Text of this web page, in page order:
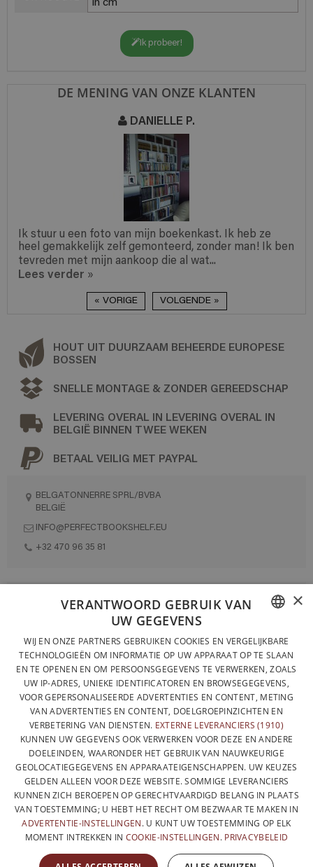
Ik probeer!
DE MENING VAN ONZE KLANTEN
DANIELLE P.
Ik stuur u een foto van mijn boekenkast. Ik heb ze
heel gemakkelijk zelf gemonteerd, zonder man! Ik ben
tevreden met mijn aankoop die al wat...
Lees verder »
« VORIGE VOLGENDE »
HOUT UIT DUURZAAM BEHEERDE EUROPESE
BOSSEN
SNELLE MONTAGE & ZONDER GEREEDSCHAP
LEVERING OVERAL IN LEVERING OVERAL IN
BELGIË BINNEN TWEE WEKEN
BETAAL VEILIG MET PAYPAL
BELGATONNERRE SPRL/BVBA
BELGIË
INFO@PERFECTBOOKSHELF.EU
+32 470 96 35 81
VOLLEDIG ONTWORPEN EN GEPRODUCEERD IN BELGIË
PRIVACYBELEID
ALGEMENE VERKOOPVOORWAARDEN
SITEMAP
FRENCH
DUTCH
ENGLISH
×
VERANTWOORD GEBRUIK VAN
UW GEGEVENS
WIJ EN ONZE PARTNERS GEBRUIKEN COOKIES EN VERGELIJKBARE
TECHNOLOGIEËN OM INFORMATIE OP UW APPARAAT OP TE SLAAN
EN TE OPENEN EN OM PERSOONSGEGEVENS TE VERWERKEN, ZOALS
UW IP-ADRES, UNIEKE IDENTIFICATOREN EN BROWSEGEGEVENS,
VOOR GEPERSONALISEERDE ADVERTENTIES EN CONTENT, METING
VAN ADVERTENTIES EN CONTENT, DOELGROEPINZICHTEN EN
VERBETERING VAN DIENSTEN. EXTERNE LEVERANCIERS (1910)
KUNNEN UW GEGEVENS OOK VERWERKEN VOOR DEZE EN ANDERE
DOELEINDEN, WAARONDER HET GEBRUIK VAN NAUWKEURIGE
GEOLOCATIEGEGEVENS EN APPARAATEIGENSCHAPPEN. UW KEUZES
GELDEN ALLEEN VOOR DEZE WEBSITE. SOMMIGE LEVERANCIERS
KUNNEN ZICH BEROEPEN OP GERECHTVAARDIGD BELANG IN PLAATS
VAN TOESTEMMING; U HEBT HET RECHT OM BEZWAAR TE MAKEN IN
ADVERTENTIE-INSTELLINGEN. U KUNT UW TOESTEMMING OP ELK
MOMENT INTREKKEN IN COOKIE-INSTELLINGEN. PRIVACYBELEID